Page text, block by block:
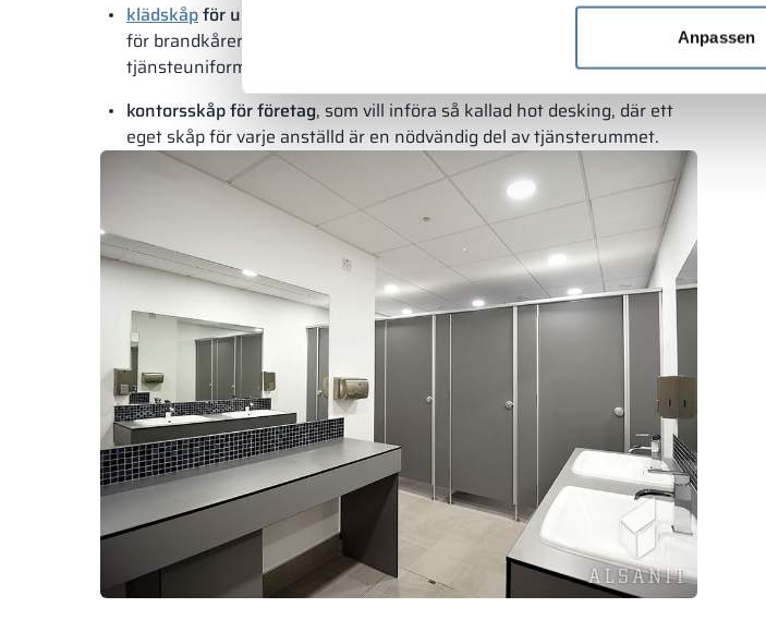
Anpassen
klädskåpför uniformerade tjänster
– vi tillverkar möbler bland annat
för brandkårers omklädningsrum med separata fack för alla typer av
tjänsteuniforms samt hjälm och skor;
kontorsskåp för företag, som vill införa så kallad hot desking, där ett
eget skåp för varje anställd är en nödvändig del av tjänsterummet.